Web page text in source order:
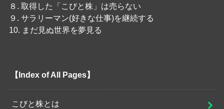
８. 取得した「こびと株」は売らない
９. サラリーマン(好きな仕事)を継続する
10. まだ見ぬ世界を夢見る
【Index of All Pages】
こびと株とは